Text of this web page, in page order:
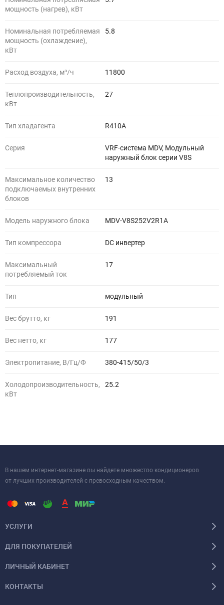
мощность (нагрев), кВт
Номинальная потребляемая
мощность (охлаждение),
кВт
5.8
Расход воздуха, м³/ч 11800
Теплопроизводительность,
кВт
27
Тип хладагента R410A
Серия
VRF-система MDV, Модульный
наружный блок серии V8S
Максимальное количество
подключаемых внутренних
блоков
13
Модель наружного блока MDV-V8S252V2R1A
Тип компрессора DC инвертер
Максимальный
потребляемый ток
17
Тип модульный
Вес брутто, кг 191
Вес нетто, кг 177
Электропитание, В/Гц/Ф 380-415/50/3
Холодопроизводительность,
кВт
25.2
В нашем интернет-магазине вы найдете множество кондиционеров
от лучших производителей с превосходным качеством.
УСЛУГИ
ДЛЯ ПОКУПАТЕЛЕЙ
ЛИЧНЫЙ КАБИНЕТ
КОНТАКТЫ